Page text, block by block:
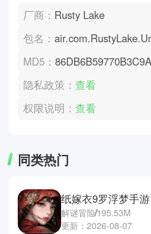
厂商： Rusty Lake
包名：
MD5：
隐私政策：查看
权限说明：查看
同类热门
纸嫁衣9罗浮梦手游
解谜冒险195.53M
更新：2026-08-07